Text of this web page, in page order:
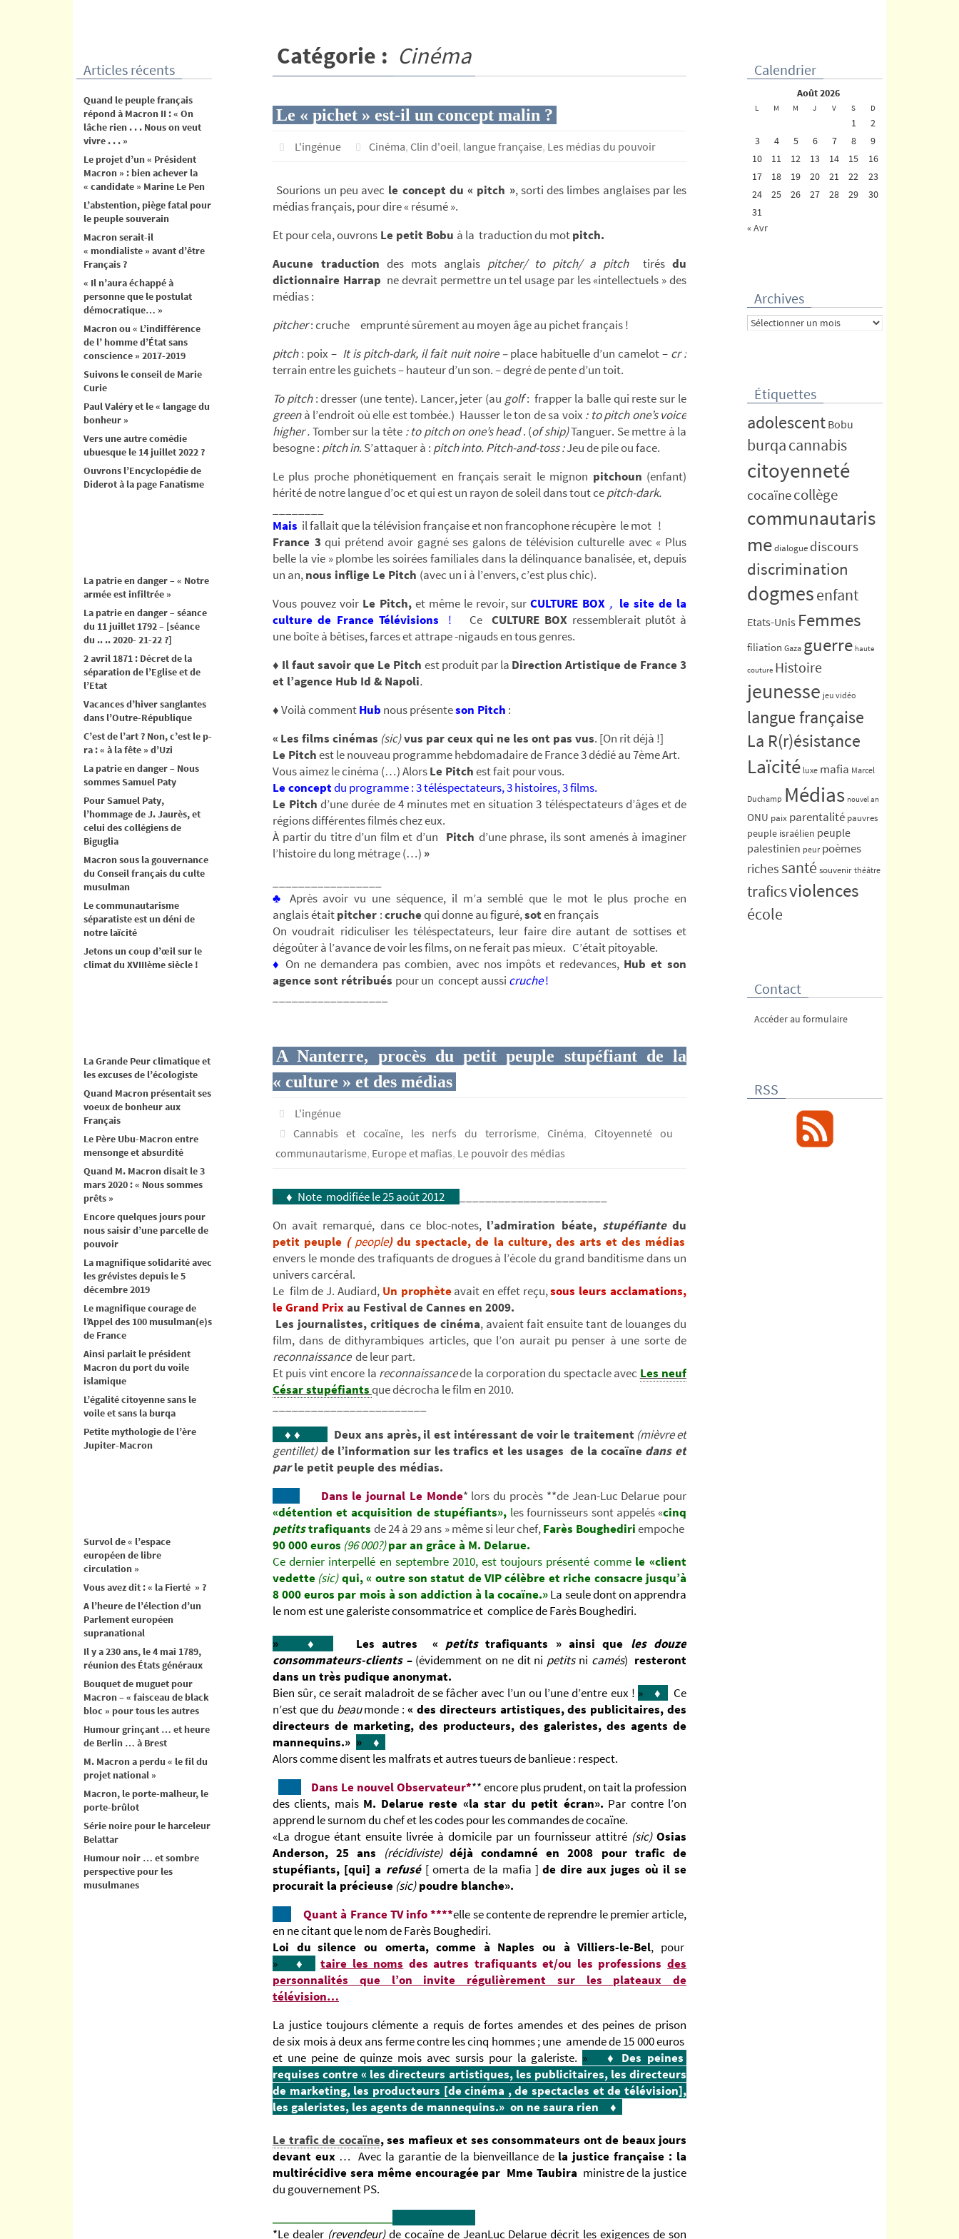
Catégorie : Cinéma
Le « pichet » est-il un concept malin ?
L'ingénue Cinéma, Clin d'oeil, langue française, Les médias du pouvoir
Sourions un peu avec le concept du « pitch », sorti des limbes anglaises par les
médias français, pour dire « résumé ».
Et pour cela, ouvrons Le petit Bobu à la traduction du motpitch.
Aucune traduction des mots anglais pitcher/ to pitch/ a pitch tirés du
dictionnaire Harrap ne devrait permettre un tel usage par les «intellectuels » des
médias :
pitcher: cruche emprunté sûrement au moyen âge au pichet français !
pitch: poix – It is pitch-dark, il fait nuit noire –place habituelle d’un camelot – cr :
terrain entre les guichets – hauteur d’un son. – degré de pente d’un toit.
To pitch: dresser (une tente). Lancer, jeter (au golf: frapper la balle qui reste sur le
greenà l’endroit où elle est tombée.) Hausser le ton de sa voix : to pitch one’s voice
higher .Tomber sur la tête : to pitch on one’s head. (of ship)Tanguer. Se mettre à la
besogne : pitch in. S’attaquer à : pitch into. Pitch-and-toss :Jeu de pile ou face.
Le plus proche phonétiquement en français serait le mignon pitchoun (enfant)
hérité de notre langue d’oc et qui est un rayon de soleil dans tout cepitch-dark.
Mais il fallait que la télévision française et non francophone récupère le mot !
France 3 qui prétend avoir gagné ses galons de télévision culturelle avec « Plus
belle la vie » plombe les soirées familiales dans la délinquance banalisée, et, depuis
un an,nous inflige Le Pitch (avec un i à l’envers, c’est plus chic).
Vous pouvez voir Le Pitch,et même le revoir, surCULTURE BOX , le site de la
culture de France Télévisions
! Ce CULTURE BOX ressemblerait plutôt à
une boîte à bêtises, farces et attrape -nigauds en tous genres.
♦ Il faut savoir que Le Pitch est produit par la Direction Artistique de France 3
et l’agence Hub Id & Napoli.
♦ Voilà commentHub nous présenteson Pitch :
« Les films cinémas (sic)vus par ceux qui ne les ont pas vus. [On rit déjà !]
Le Pitchest le nouveau programme hebdomadaire de France 3 dédié au 7ème Art.
Vous aimez le cinéma (…) AlorsLe Pitchest fait pour vous.
Le conceptdu programme : 3 téléspectateurs, 3 histoires, 3 films.
Le Pitch d’une durée de 4 minutes met en situation 3 téléspectateurs d’âges et de
régions différentes filmés chez eux.
À partir du titre d’un film et d’un Pitch d’une phrase, ils sont amenés à imaginer
l’histoire du long métrage (…) »
♣ Après avoir vu une séquence, il m’a semblé que le mot le plus proche en
anglais étaitpitcher :cruchequi donne au figuré,soten français
On voudrait ridiculiser les téléspectateurs, leur faire dire autant de sottises et
dégoûter à l’avance de voir les films, on ne ferait pas mieux. C’était pitoyable.
♦ On ne demandera pas combien, avec nos impôts et redevances, Hub et son
agence sont rétribués pour un concept aussi cruche!
A Nanterre, procès du petit peuple stupéfiant de la
« culture » et des médias
L'ingénue
Cannabis et cocaïne, les nerfs du terrorisme, Cinéma, Citoyenneté ou
communautarisme, Europe et mafias, Le pouvoir des médias
» ♦ Note modifiée le 25 août 2012
On avait remarqué, dans ce bloc-notes, l’admiration béate, stupéfiantedu
petit peuple ( people)du spectacle, de la culture, des arts et des médias
envers le monde des trafiquants de drogues à l’école du grand banditisme dans un
univers carcéral.
Le film de J. Audiard, Un prophèteavait en effet reçu,sous leurs acclamations,
le Grand Prixau Festival de Cannes en 2009.
Les journalistes, critiques de cinéma, avaient fait ensuite tant de louanges du
film, dans de dithyrambiques articles, que l’on aurait pu penser à une sorte de
reconnaissance de leur part.
Et puis vint encore la reconnaissancede la corporation du spectacle avec Les neuf
César stupéfiantsque décrocha le film en 2010.
♦ ♦
Deux ans après,il est intéressant de voirle traitement (mièvre et
gentillet)de l’information sur les trafics et les usages de la cocaïnedans et
parle petit peuple des médias.
Dans le journal Le Monde* lors du procès **de Jean-Luc Delarue pour
«détention et acquisition de stupéfiants», les fournisseurs sont appelés «cinq
petitstrafiquants de 24 à 29 ans » même si leur chef,Farès Boughediriempoche
90 000 euros (96 000?)par an grâce à M. Delarue.
Ce dernier interpellé en septembre 2010, est toujours présenté comme le «client
vedette (sic)qui, « outre son statut de VIP célèbre et riche consacre jusqu’à
8 000 euros par mois à son addiction à la cocaïne.»La seule dont on apprendra
le nom est une galeriste consommatrice et complice de Farès Boughediri.
»♦ Les autres « petitstrafiquants » ainsi que les douze
consommateurs-clients–(évidemment on ne dit ni petitsni camés) resteront
dans un très pudique anonymat.
Bien sûr, ce serait maladroit de se fâcher avec l’un ou l’une d’entre eux ! » ♦
Ce
n’est que du beaumonde :« des directeurs artistiques, des publicitaires, des
directeurs de marketing, des producteurs, des galeristes, des agents de
mannequins.» » ♦
Alors comme disent les malfrats et autres tueurs de banlieue : respect.
Dans Le nouvel Observateur*** encore plus prudent, on tait la profession
des clients, mais M. Delarue reste «la star du petit écran». Par contre l’on
apprend le surnom du chef et les codes pour les commandes de cocaïne.
«La drogue étant ensuite livrée à domicile par un fournisseur attitré(sic) Osias
Anderson, 25 ans (récidiviste) déjà condamné en 2008 pour trafic de
stupéfiants, [qui] a refusé [ omerta de la mafia ] de dire aux juges où il se
procurait la précieuse (sic)poudre blanche».
Quant à France TV info ****elle se contente de reprendre le premier article,
en ne citant que le nom de Farès Boughediri.
Loi du silence ou omerta, comme à Naples ou à Villiers-le-Bel, pour
»♦ taire les noms des autres trafiquants et/ou les professionsdes
personnalités que l’on invite régulièrement sur les plateaux de
télévision…
La justice toujours clémente a requis de fortes amendes et des peines de prison
de six mois à deux ans ferme contre les cinq hommes ; une amende de 15 000 euros
et une peine de quinze mois avec sursis pour la galeriste. » ♦ Des peines
requises contre« les directeurs artistiques, les publicitaires, les directeurs
de marketing, les producteurs [de cinéma , de spectacles et de télévision],
les galeristes, les agents de mannequins.» on ne saura rien
♦
Le trafic de cocaïne, ses mafieux et ses consommateurs ont de beaux jours
devant eux … Avec la garantie de la bienveillance de la justice française : la
multirécidive sera même encouragée par Mme Taubira ministre de la justice
du gouvernement PS.
*Le dealer (revendeur)de cocaïne de JeanLuc Delarue décrit les exigences de son
Articles récents
Quand le peuple français
répond à Macron II : « On
lâche rien . . . Nous on veut
vivre . . . »
Le projet d’un « Président
Macron » : bien achever la
« candidate » Marine Le Pen
L’abstention, piège fatal pour
le peuple souverain
Macron serait-il
« mondialiste » avant d’être
Français ?
« Il n’aura échappé à
personne que le postulat
démocratique… »
Macron ou « L’indifférence
de l’ homme d’État sans
conscience » 2017-2019
Suivons le conseil de Marie
Curie
Paul Valéry et le « langage du
bonheur »
Vers une autre comédie
ubuesque le 14 juillet 2022 ?
Ouvrons l’Encyclopédie de
Diderot à la page Fanatisme
La patrie en danger – « Notre
armée est infiltrée »
La patrie en danger – séance
du 11 juillet 1792 – [séance
du .. .. 2020- 21-22 ?]
2 avril 1871 : Décret de la
séparation de l’Eglise et de
l’Etat
Vacances d’hiver sanglantes
dans l’Outre-République
C’est de l’art ? Non, c’est le p-
ra : « à la fête » d’Uzi
La patrie en danger – Nous
sommes Samuel Paty
Pour Samuel Paty,
l’hommage de J. Jaurès, et
celui des collégiens de
Biguglia
Macron sous la gouvernance
du Conseil français du culte
musulman
Le communautarisme
séparatiste est un déni de
notre laïcité
Jetons un coup d’œil sur le
climat du XVIIIème siècle !
La Grande Peur climatique et
les excuses de l’écologiste
Quand Macron présentait ses
voeux de bonheur aux
Français
Le Père Ubu-Macron entre
mensonge et absurdité
Quand M. Macron disait le 3
mars 2020 : « Nous sommes
prêts »
Encore quelques jours pour
nous saisir d’une parcelle de
pouvoir
La magnifique solidarité avec
les grévistes depuis le 5
décembre 2019
Le magnifique courage de
l’Appel des 100 musulman(e)s
de France
Ainsi parlait le président
Macron du port du voile
islamique
L’égalité citoyenne sans le
voile et sans la burqa
Petite mythologie de l’ère
Jupiter-Macron
Survol de « l’espace
européen de libre
circulation »
Vous avez dit : « la Fierté » ?
A l’heure de l’élection d’un
Parlement européen
supranational
Il y a 230 ans, le 4 mai 1789,
réunion des États généraux
Bouquet de muguet pour
Macron – « faisceau de black
bloc » pour tous les autres
Humour grinçant … et heure
de Berlin … à Brest
M. Macron a perdu « le fil du
projet national »
Macron, le porte-malheur, le
porte-brûlot
Série noire pour le harceleur
Belattar
Humour noir … et sombre
perspective pour les
musulmanes
Calendrier
août 2026
L M M J V S D
1
2
3
4 5 6 7 8
9
10
11 12 13 14 15
16
17
18 19 20 21 22
23
24
25 26 27 28 29
30
31
« Avr
Archives
Archives
Étiquettes
adolescent Bobu
burqacannabis
citoyenneté
cocaïnecollège
communautaris
medialogue discours
discrimination
dogmesenfant
Etats-Unis Femmes
filiation Gaza guerre haute
couture Histoire
jeunesse jeu vidéo
langue française
La R(r)ésistance
Laïcité luxe mafia Marcel
Duchamp Médias nouvel an
ONU paix parentalité pauvres
peuple israélien peuple
palestinien peur poèmes
riches santé souvenir théâtre
traficsviolences
école
Contact
Accéder au formulaire
RSS